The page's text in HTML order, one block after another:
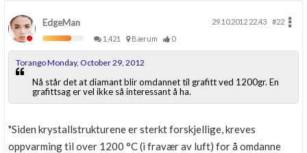
EdgeMan 29.10.2012 22.43
#22
1,421
Bærum 0
Torango Monday, October 29, 2012
Nå står det at diamant blir omdannet til grafitt ved 1200gr. En
grafittsag er vel ikke så interessant å ha.
"Siden krystallstrukturene er sterkt forskjellige, kreves
oppvarming til over 1200 °C (i fravær av luft) for å omdanne